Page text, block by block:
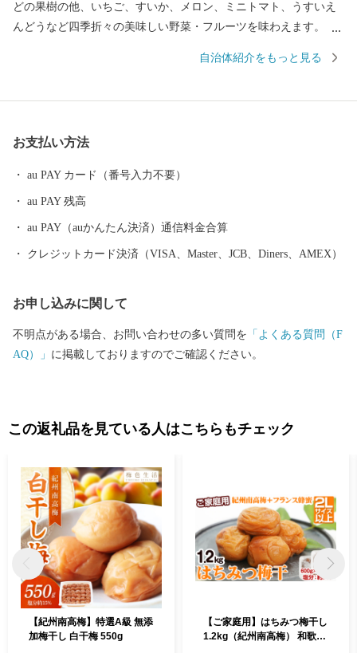
どの果樹の他、いちご、すいか、メロン、ミニトマト、うすいえ
んどうなど四季折々の美味しい野菜・フルーツを味わえます。 ま
び、ナガレコ、伊勢えびなど海産物も豊富です。 【色とりどりの
高速のインターそばには広々とした日高川オートキャンプ場があ
り、大阪から約2時間、気軽にアウトドアが楽しめます。 【歴史
め、「御坊」の由来となった寺内町、宮子姫の伝説など、名所・
旧跡や伝説が数多く残り、当時の息づかいを体感できます。 頂い
た寄付金は、子供たちの教育環境の整備、みんなが安心して暮ら
自治体紹介をもっと見る
お支払い方法
au PAY カード（番号入力不要）
au PAY 残高
au PAY（auかんたん決済）通信料金合算
クレジットカード決済（VISA、Master、JCB、Diners、AMEX）
お申し込みに関して
不明点がある場合、お問い合わせの多い質問を 「よくある質問（F
AQ）」 に掲載しておりますのでご確認ください。
この返礼品を見ている人はこちらもチェック
【紀州南高梅】特選A級 無添
加梅干し 白干梅 550g
【ご家庭用】はちみつ梅干し
1.2kg（紀州南高梅） 和歌山